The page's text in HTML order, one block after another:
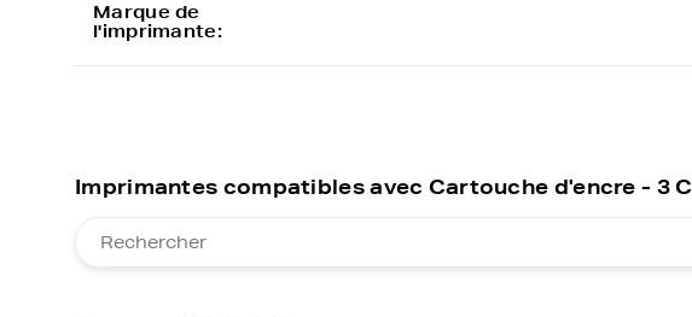
Marque de
l'imprimante:
Imprimantes compatibles avec Cartouche d'encre - 3